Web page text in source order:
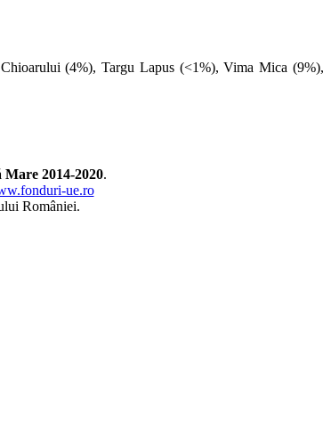
(4%), Targu Lapus (<1%), Vima Mica (9%),
2014-2020.
ue.ro
României.